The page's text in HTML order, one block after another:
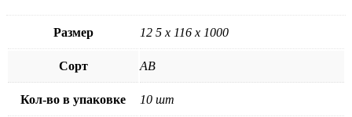
Размер 12 5 х 116 х 1000
Сорт АВ
Кол-во в упаковке 10 шт